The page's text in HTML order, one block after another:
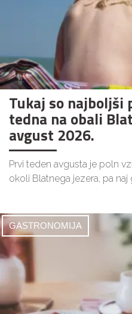
Tukaj so najboljši
tedna na obali
avgust 2026.
Prvi teden avgusta je poln
okoli Blatnega jezera, pa naj
GASTRONOMIJA